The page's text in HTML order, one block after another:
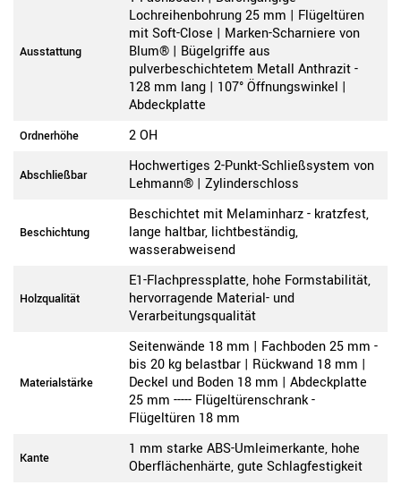
Ausstattung
Lochreihenbohrung 25 mm | Flügeltüren
mit Soft-Close | Marken-Scharniere von
Blum® | Bügelgriffe aus
pulverbeschichtetem Metall Anthrazit -
128 mm lang | 107° Öffnungswinkel |
Abdeckplatte
Ordnerhöhe 2 OH
Abschließbar
Hochwertiges 2-Punkt-Schließsystem von
Lehmann® | Zylinderschloss
Beschichtung
Beschichtet mit Melaminharz - kratzfest,
lange haltbar, lichtbeständig,
wasserabweisend
Holzqualität
E1-Flachpressplatte, hohe Formstabilität,
hervorragende Material- und
Verarbeitungsqualität
Materialstärke
Seitenwände 18 mm | Fachboden 25 mm -
bis 20 kg belastbar | Rückwand 18 mm |
Deckel und Boden 18 mm | Abdeckplatte
25 mm ----- Flügeltürenschrank -
Flügeltüren 18 mm
Kante
1 mm starke ABS-Umleimerkante, hohe
Oberflächenhärte, gute Schlagfestigkeit